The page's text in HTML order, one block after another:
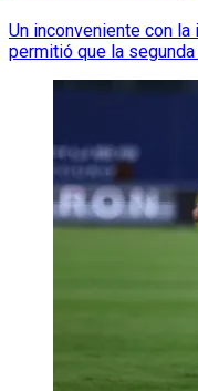
Un inconveniente con
permitió que la